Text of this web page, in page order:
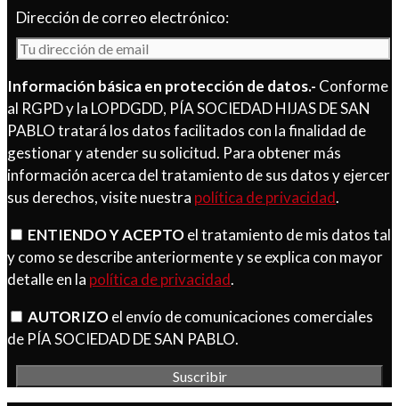
Dirección de correo electrónico:
Información básica en protección de datos.- Conforme
al RGPD y la LOPDGDD, PÍA SOCIEDAD HIJAS DE SAN
PABLO tratará los datos facilitados con la finalidad de
gestionar y atender su solicitud. Para obtener más
información acerca del tratamiento de sus datos y ejercer
sus derechos, visite nuestra política de privacidad.
ENTIENDO Y ACEPTOel tratamiento de mis datos tal
y como se describe anteriormente y se explica con mayor
detalle en la política de privacidad.
AUTORIZOel envío de comunicaciones comerciales
de PÍA SOCIEDAD DE SAN PABLO.